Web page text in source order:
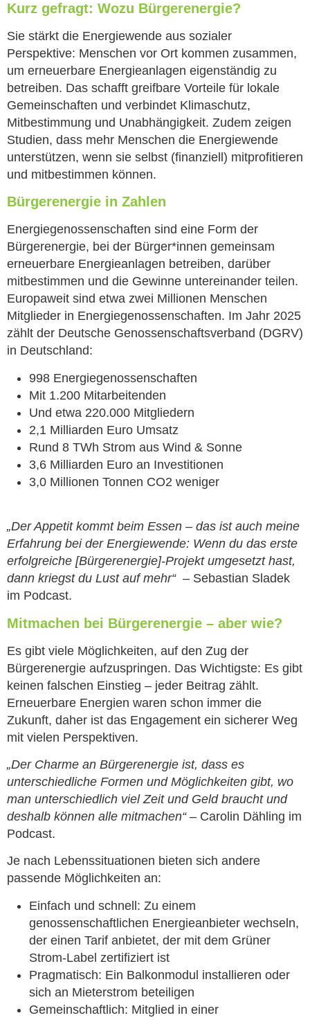
Kurz gefragt: Wozu Bürgerenergie?
Sie stärkt die Energiewende aus sozialer
Perspektive: Menschen vor Ort kommen zusammen,
um erneuerbare Energieanlagen eigenständig zu
betreiben. Das schafft greifbare Vorteile für lokale
Gemeinschaften und verbindet Klimaschutz,
Mitbestimmung und Unabhängigkeit. Zudem zeigen
Studien, dass mehr Menschen die Energiewende
unterstützen, wenn sie selbst (finanziell) mitprofitieren
und mitbestimmen können.
Bürgerenergie in Zahlen
Energiegenossenschaften sind eine Form der
Bürgerenergie, bei der Bürger*innen gemeinsam
erneuerbare Energieanlagen betreiben, darüber
mitbestimmen und die Gewinne untereinander teilen.
Europaweit sind etwa zwei Millionen Menschen
Mitglieder in Energiegenossenschaften. Im Jahr 2025
zählt der Deutsche Genossenschaftsverband (DGRV)
in Deutschland:
998 Energiegenossenschaften
Mit 1.200 Mitarbeitenden
Und etwa 220.000 Mitgliedern
2,1 Milliarden Euro Umsatz
Rund 8 TWh Strom aus Wind & Sonne
3,6 Milliarden Euro an Investitionen
3,0 Millionen Tonnen CO2 weniger
„Der Appetit kommt beim Essen – das ist auch meine
Erfahrung bei der Energiewende: Wenn du das erste
erfolgreiche [Bürgerenergie]-Projekt umgesetzt hast,
dann kriegst du Lust auf mehr“ – Sebastian Sladek
im Podcast.
Mitmachen bei Bürgerenergie – aber wie?
Es gibt viele Möglichkeiten, auf den Zug der
Bürgerenergie aufzuspringen. Das Wichtigste: Es gibt
keinen falschen Einstieg – jeder Beitrag zählt.
Erneuerbare Energien waren schon immer die
Zukunft, daher ist das Engagement ein sicherer Weg
mit vielen Perspektiven.
„Der Charme an Bürgerenergie ist, dass es
unterschiedliche Formen und Möglichkeiten gibt, wo
man unterschiedlich viel Zeit und Geld braucht und
deshalb können alle mitmachen“– Carolin Dähling im
Podcast.
Je nach Lebenssituationen bieten sich andere
passende Möglichkeiten an:
Einfach und schnell: Zu einem
genossenschaftlichen Energieanbieter wechseln,
der einen Tarif anbietet, der mit dem Grüner
Strom-Label zertifiziert ist
Pragmatisch: Ein Balkonmodul installieren oder
sich an Mieterstrom beteiligen
Gemeinschaftlich: Mitglied in einer